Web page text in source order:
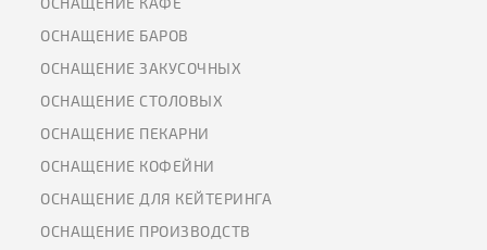
ОСНАЩЕНИЕ БАРОВ
ОСНАЩЕНИЕ ЗАКУСОЧНЫХ
ОСНАЩЕНИЕ СТОЛОВЫХ
ОСНАЩЕНИЕ ПЕКАРНИ
ОСНАЩЕНИЕ КОФЕЙНИ
ОСНАЩЕНИЕ ДЛЯ КЕЙТЕРИНГА
ОСНАЩЕНИЕ ПРОИЗВОДСТВ